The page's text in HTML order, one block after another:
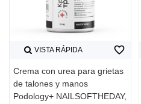
VISTA RÁPIDA
Crema con urea para grietas
de talones y manos
Podology+ NAILSOFTHEDAY,
favorite_border